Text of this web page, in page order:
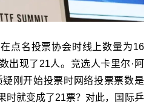
点名投票协会时线上数量为16
出现了21人。竞选人卡里尔·阿
刚开始投票时网络投票票数是
时就变成了21票？对此，国际乒